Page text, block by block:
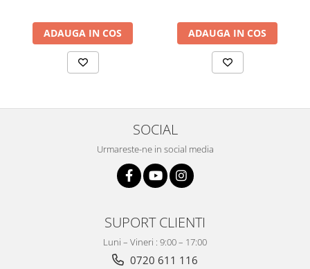
ADAUGA IN COS ADAUGA IN COS
SOCIAL
Urmareste-ne in social media
SUPORT CLIENTI
Luni – Vineri : 9:00 – 17:00
0720 611 116